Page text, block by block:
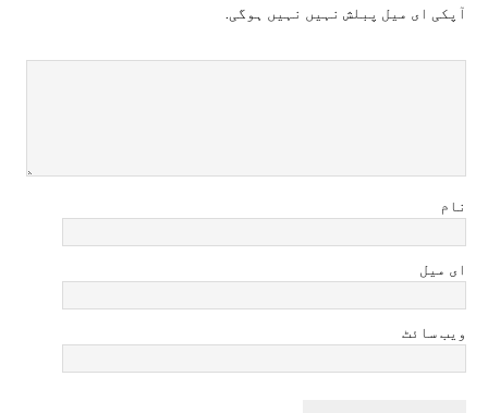
آپکی ای ميل پبلش نہيں نہيں ہوگی.
نام
ای میل
ویب سائٹ